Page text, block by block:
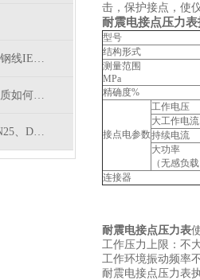
钢芯铝合金绞线用铝包钢线IEC 61232：1993标准
温度传感器保护套管材质如何选型？
管材DN15、DN20、DN25、DN32、DN40、DN50对应外径
击，保护接点，使
耐震电接点压力
型号
结构形式
测量范围
MPa
精确度%
接点电参数
工作电压
大工作电流
持续电流
大功率
（无感负
连接器
耐震电接点压力表
工作压力上限：不
工作环境振动频率
耐震电接点压力表